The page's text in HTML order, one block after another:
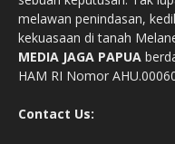
melawan penindasan,
kekuasaan di tanah
MEDIA JAGA PAPUA
HAM RI Nomor
Contact Us: